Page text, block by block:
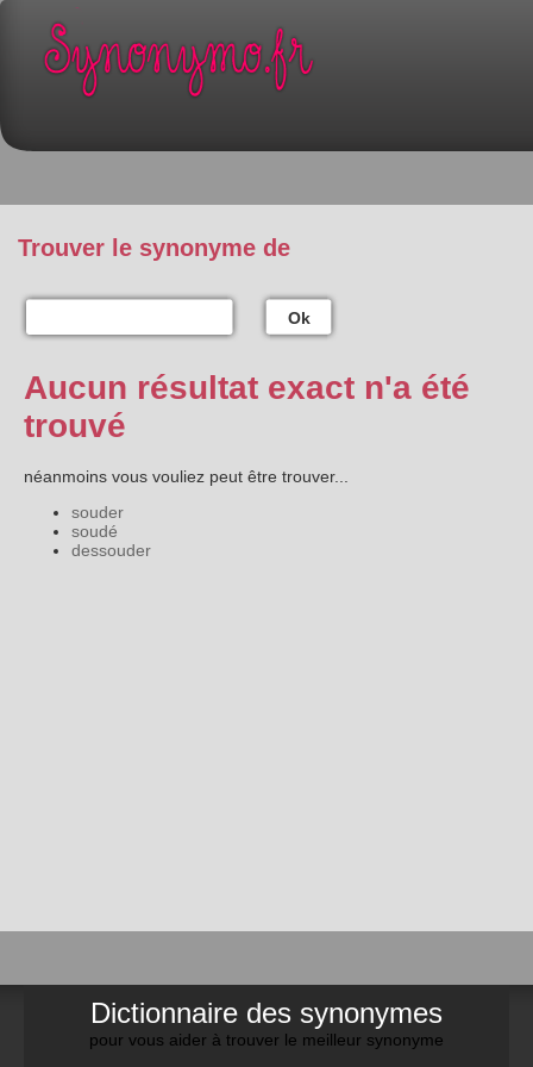
Trouver le synonyme de
Ok
Aucun résultat exact n'a été
trouvé
néanmoins vous vouliez peut être trouver...
souder
soudé
dessouder
Dictionnaire des synonymes
pour vous aider à trouver le meilleur synonyme